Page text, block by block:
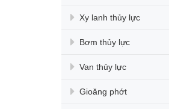
Xy lanh thủy lực
Bơm thủy lực
Van thủy lực
Gioăng phớt